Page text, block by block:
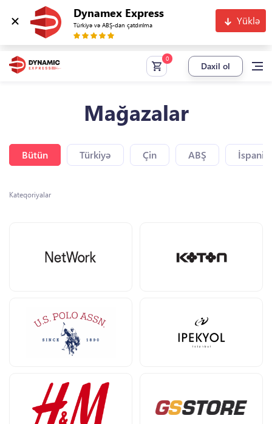
Dynamex Express
Türkiyə və ABŞ-dan çatdırılma Yüklə
Daxil ol
Mağazalar
Bütün Türkiyə Çin ABŞ
Kateqoriyalar